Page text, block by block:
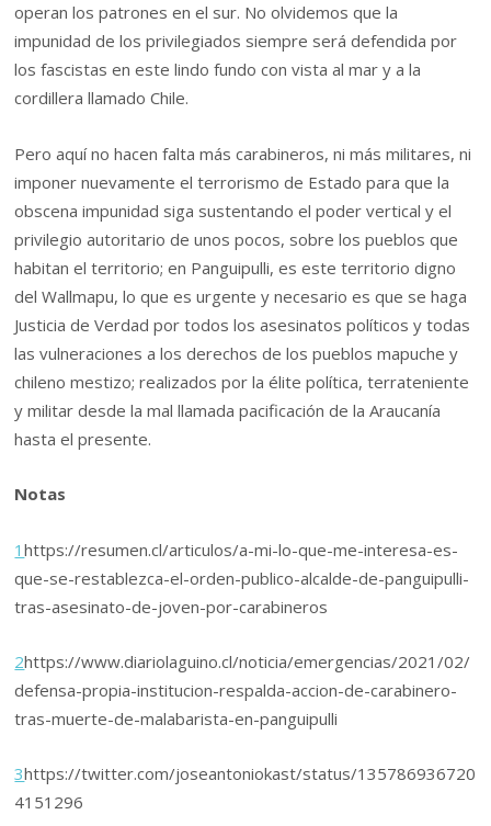
operan los patrones en el sur. No olvidemos que la
impunidad de los privilegiados siempre será defendida por
los fascistas en este lindo fundo con vista al mar y a la
cordillera llamado Chile.
Pero aquí no hacen falta más carabineros, ni más militares, ni
imponer nuevamente el terrorismo de Estado para que la
obscena impunidad siga sustentando el poder vertical y el
privilegio autoritario de unos pocos, sobre los pueblos que
habitan el territorio; en Panguipulli, es este territorio digno
del Wallmapu, lo que es urgente y necesario es que se haga
Justicia de Verdad por todos los asesinatos políticos y todas
las vulneraciones a los derechos de los pueblos mapuche y
chileno mestizo; realizados por la élite política, terrateniente
y militar desde la mal llamada pacificación de la Araucanía
hasta el presente.
Notas
1https://resumen.cl/articulos/a-mi-lo-que-me-interesa-es-
que-se-restablezca-el-orden-publico-alcalde-de-panguipulli-
tras-asesinato-de-joven-por-carabineros
2https://www.diariolaguino.cl/noticia/emergencias/2021/02/
defensa-propia-institucion-respalda-accion-de-carabinero-
tras-muerte-de-malabarista-en-panguipulli
3https://twitter.com/joseantoniokast/status/135786936720
4151296